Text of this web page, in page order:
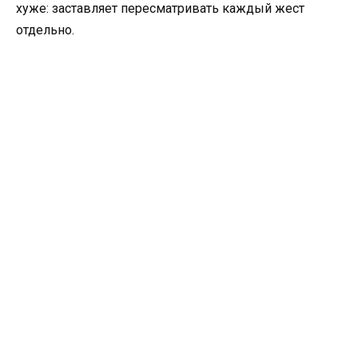
хуже: заставляет пересматривать каждый жест
отдельно.